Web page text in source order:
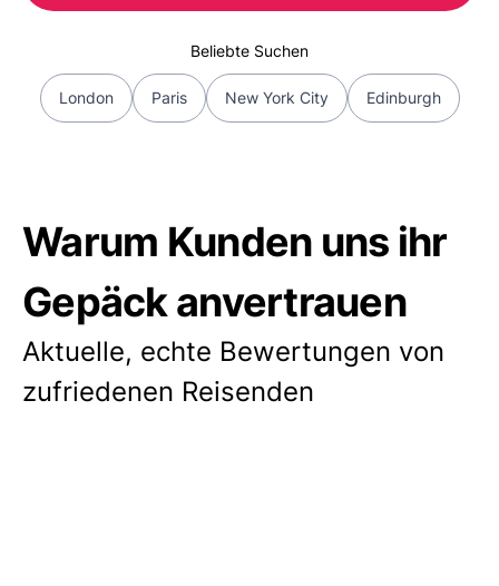
Beliebte Suchen
London Paris New York City Edinburgh
Warum Kunden uns ihr
Gepäck anvertrauen
Aktuelle, echte Bewertungen von
zufriedenen Reisenden